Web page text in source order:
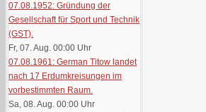
07.08.1952: Gründung der
Gesellschaft für Sport und Technik
(GST).
Fr, 07. Aug. 00:00 Uhr
07.08.1961: German Titow landet
nach 17 Erdumkreisungen im
vorbestimmten Raum.
Sa, 08. Aug. 00:00 Uhr